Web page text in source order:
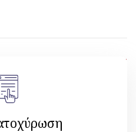
[ Επιστροφή ]